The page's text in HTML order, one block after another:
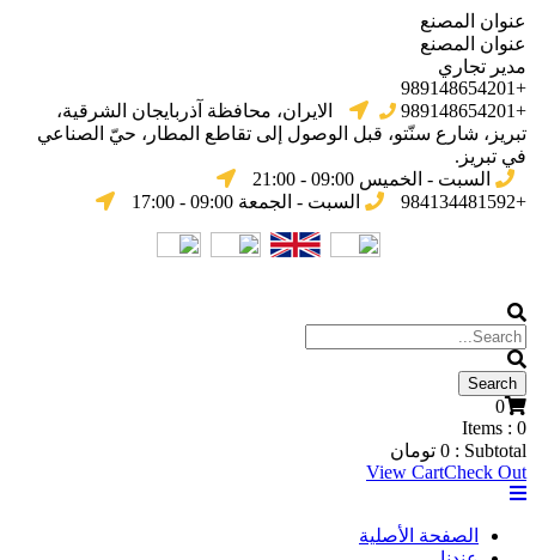
عنوان المصنع
عنوان المصنع
مدير تجاري
+989148654201
+989148654201
الایران، محافظة آذربایجان الشرقیة،
تبریز، شارع سنّتو، قبل الوصول إلى تقاطع المطار، حيّ الصناعي
في تبریز.
السبت - الخميس 09:00 - 21:00
+984134481592
السبت - الجمعة 09:00 - 17:00
0
Items : 0
Subtotal :
0 تومان
View CartCheck Out
الصفحة الأصلية